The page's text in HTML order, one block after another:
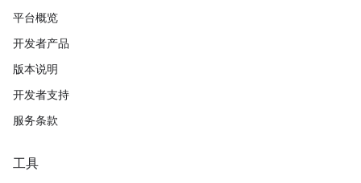
平台概览
开发者产品
版本说明
开发者支持
服务条款
工具